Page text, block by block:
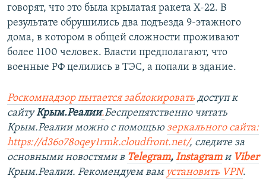
говорят, что это была крылатая ракета Х-22. В
результате обрушились два подъезда 9-этажного
дома, в котором в общей сложности проживают
более 1100 человек. Власти предполагают, что
военные РФ целились в ТЭС, а попали в здание.
Роскомнадзор пытается заблокировать доступ к
сайтуКрым.Реалии.Беспрепятственно читать
Крым.Реалии можно с помощью зеркального сайта:
https://d36o78oqey1rmk.cloudfront.net/, следите за
основными новостями в Telegram, Instagramи Viber
Крым.Реалии. Рекомендуем вам установить VPN.